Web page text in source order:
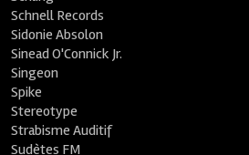
Schnell Records
Sidonie Absolon
Sinead O'Connick Jr.
Singeon
Spike
Stereotype
Strabisme Auditif
Sudètes FM